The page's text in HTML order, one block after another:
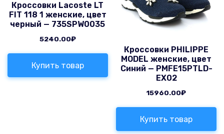
Кроссовки Lacoste LT
FIT 118 1 женские, цвет
черный — 735SPW0035
5240.00₽
Купить товар
Кроссовки PHILIPPE
MODEL женские, цвет
Синий — PMFE15PTLD-
EX02
15960.00₽
Купить товар